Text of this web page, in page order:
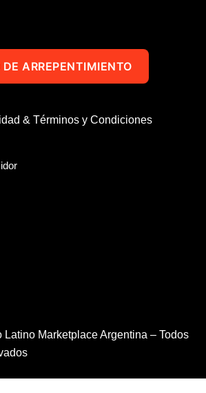
ARREPENTIMIENTO
& Términos y Condiciones
Marketplace Argentina – Todos